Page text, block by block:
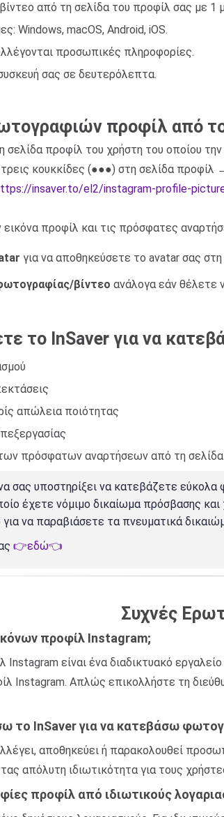
από τη σελίδα του προφίλ σας με 1
Windows, macOS, Android, iOS.
προσωπικές πληροφορίες.
σας σε δευτερόλεπτα.
προφίλ από
σελίδα προφίλ του χρήστη του οποίου
τρεις κουκκίδες (●●●) στη σελίδα προφίλ
insaver.to/el2/instagram-profile-
προφίλ και τις πρόσφατες
για να αποθηκεύσετε το avatar σας
βίντεο ανάλογα εάν θέλετε
το InSaver για να
απώλεια ποιότητας
πρόσφατων αναρτήσεων από τη
σας υποστηρίξει να κατεβάζετε
έχετε νόμιμο δικαίωμα πρόσβασης
να παραβιάσετε τα πνευματικά
👉εδώ👈
Συχνές
προφίλ Instagram;
είναι ένα διαδικτυακό
Instagram. Απλώς επικολλήστε τη
το InSaver για να κατεβάσω
αποθηκεύει ή παρακολουθεί
απόλυτη ιδιωτικότητα για τους
προφίλ από ιδιωτικούς